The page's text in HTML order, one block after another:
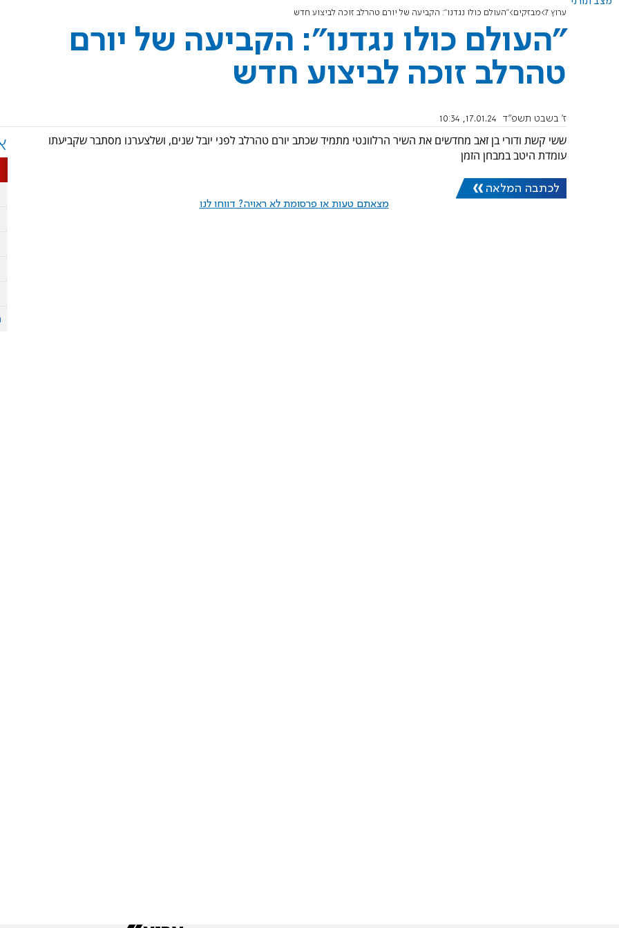
ערוץ 7 מבזקים "העולם כולו נגדנו": הקביעה של יורם טהרלב זוכה לביצוע חדש
"העולם כולו נגדנו": הקביעה של יורם
טהרלב זוכה לביצוע חדש
ז' בשבט תשפ"ד 17.01.24, 10:34
ששי קשת ודורי בן זאב מחדשים את השיר הרלוונטי מתמיד שכתב יורם טהרלב לפני יובל שנים, ושלצערנו מסתבר שקביעתו
עומדת היטב במבחן הזמן
לכתבה המלאה
מצאתם טעות או פרסומת לא ראויה? דווחו לנו